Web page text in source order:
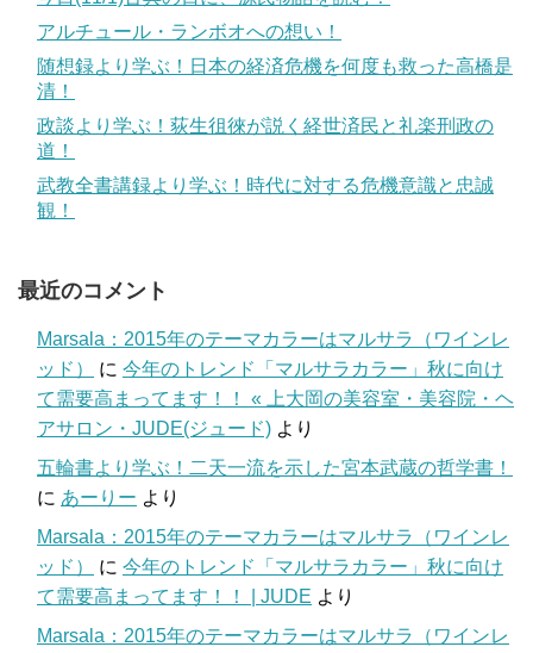
アルチュール・ランボオへの想い！
随想録より学ぶ！日本の経済危機を何度も救った高橋是
清！
政談より学ぶ！荻生徂徠が説く経世済民と礼楽刑政の
道！
武教全書講録より学ぶ！時代に対する危機意識と忠誠
観！
最近のコメント
Marsala：2015年のテーマカラーはマルサラ（ワインレ
ッド）
に 今年のトレンド「マルサラカラー」秋に向け
て需要高まってます！！ « 上大岡の美容室・美容院・ヘ
アサロン・JUDE(ジュード) より
五輪書より学ぶ！二天一流を示した宮本武蔵の哲学書！
に あーりー より
Marsala：2015年のテーマカラーはマルサラ（ワインレ
ッド）
に 今年のトレンド「マルサラカラー」秋に向け
て需要高まってます！！ | JUDE より
Marsala：2015年のテーマカラーはマルサラ（ワインレ